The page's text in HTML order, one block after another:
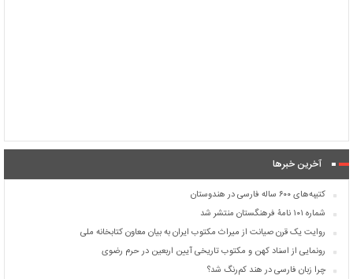
آخرین خبرها
کتیبه‌های ۶۰۰ ساله فارسی در هندوستان
شماره ۱۰۱ نامۀ فرهنگستان منتشر شد
روایت یک قرن صیانت از میراث مکتوب ایران به بیان معاون کتابخانه ملی
رونمایی از اسناد کهن و مکتوب تاریخی آیین اربعین در حرم رضوی
چرا زبان فارسی در هند کم‌رنگ شد؟